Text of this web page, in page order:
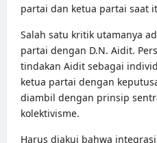
partai dan ketua partai saat
Salah satu kritik utamanya
partai dengan D.N. Aidit.
tindakan Aidit sebagai
ketua partai dengan
diambil dengan prinsip
kolektivisme.
Harus diakui bahwa